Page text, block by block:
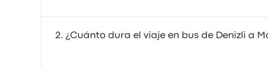
¿Cuánto dura el viaje en bus de Denizli a